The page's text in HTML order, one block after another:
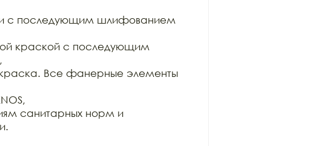
с последующим шлифованием
краской с последующим
Все фанерные элементы
санитарных норм и